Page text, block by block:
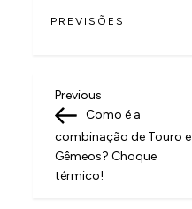
PREVISÕES
N
a
v
e
Previous
Post
Previous
Como é a
combinação de Touro e
Gêmeos? Choque
térmico!